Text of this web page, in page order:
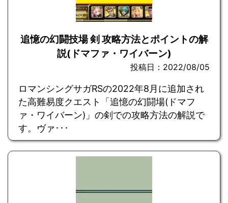
追憶の幻闘技場 剣 攻略方法とポイントの解
説(ドマファ・ワイバーン)
投稿日：2022/08/05
ロマンシングサガRSの2022年8月に追加され
た高難易度クエスト「追憶の幻闘場(ドマフ
ァ・ワイバーン)」の剣での攻略方法の解説で
す。ヴァ･･･